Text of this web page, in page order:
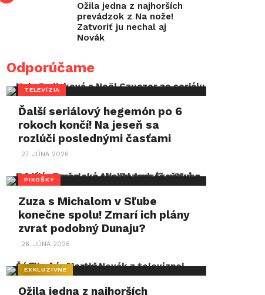
Ožila jedna z najhorších
prevádzok z Na nože!
Zatvoriť ju nechal aj
Novák
Odporúčame
TELEVÍZIA
Ďalší seriálový hegemón po 6
rokoch končí! Na jeseň sa
rozlúči poslednými časťami
27. JÚNA 2026
PIKOŠKY
Zuza s Michalom v Sľube
konečne spolu! Zmarí ich plány
zvrat podobný Dunaju?
26. JÚNA 2026
EXKLUZÍVNE
Ožila jedna z najhorších